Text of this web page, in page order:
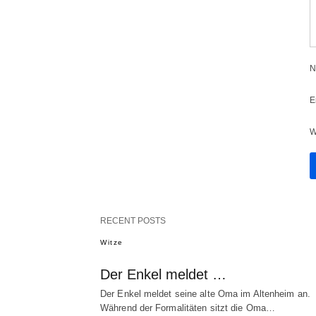
RECENT POSTS
Witze
Der Enkel meldet …
Der Enkel meldet seine alte Oma im Altenheim an.
Während der Formalitäten sitzt die Oma…